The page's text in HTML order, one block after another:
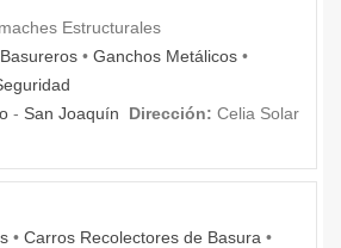
Estructurales
Basureros • Ganchos Metálicos •
- San Joaquín Dirección: Celia Solar
• Carros Recolectores de Basura •